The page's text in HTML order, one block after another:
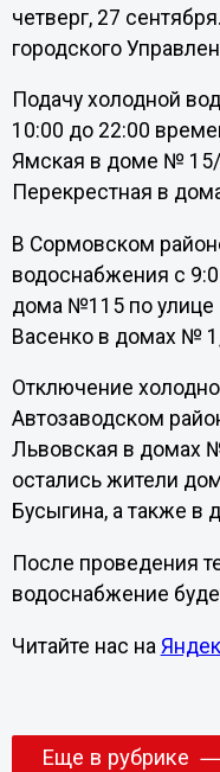
четверг, 27
городского
Подачу холодной
10:00 до 22:00
Ямская в доме № 15/
Перекрестная в
В Сормовском
водоснабжения с
дома №115 по улице
Васенко в домах №
Отключение
Автозаводском
Львовская в домах
остались жители
Бусыгина, а также
После проведения
водоснабжение
Читайте нас на
Еще в рубрике